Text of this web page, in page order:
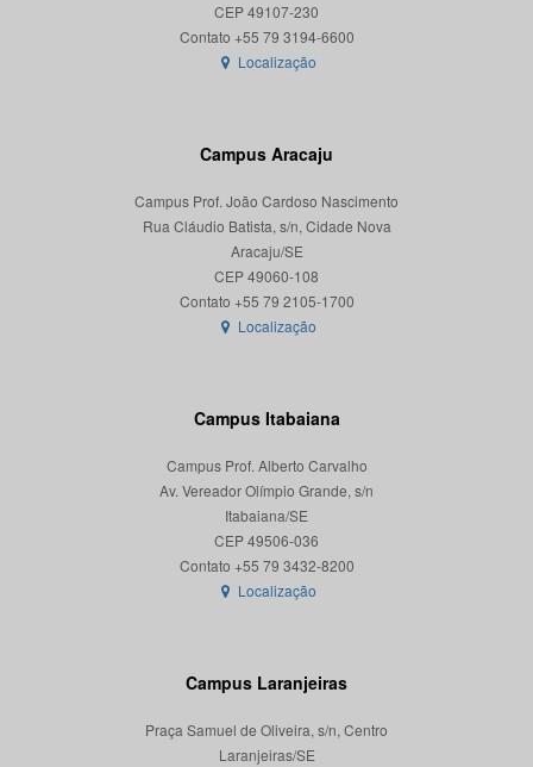
CEP 49107-230
Localização
Campus Aracaju
Campus Prof. João Cardoso Nascimento
Rua Cláudio Batista, s/n, Cidade Nova
Aracaju/SE
CEP 49060-108
Localização
Campus Itabaiana
Campus Prof. Alberto Carvalho
Av. Vereador Olímpio Grande, s/n
Itabaiana/SE
CEP 49506-036
Localização
Campus Laranjeiras
Praça Samuel de Oliveira, s/n, Centro
Laranjeiras/SE